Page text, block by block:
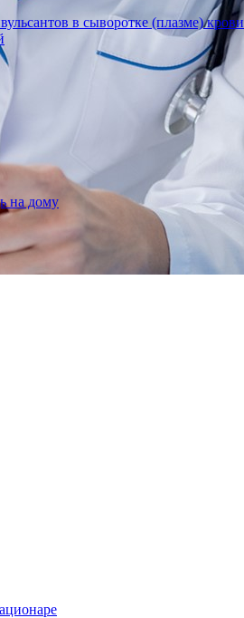
в сыворотке (плазме) крови
на дому